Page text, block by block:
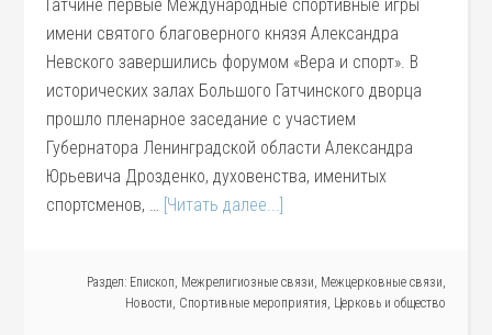
Гатчине первые Международные спортивные игры
имени святого благоверного князя Александра
Невского завершились форумом «Вера и спорт». В
исторических залах Большого Гатчинского дворца
прошло пленарное заседание с участием
Губернатора Ленинградской области Александра
Юрьевича Дрозденко, духовенства, именитых
спортсменов, … [Читать далее...]
Раздел: Епископ, Межрелигиозные связи, Межцерковные связи,
Новости, Спортивные мероприятия, Церковь и общество